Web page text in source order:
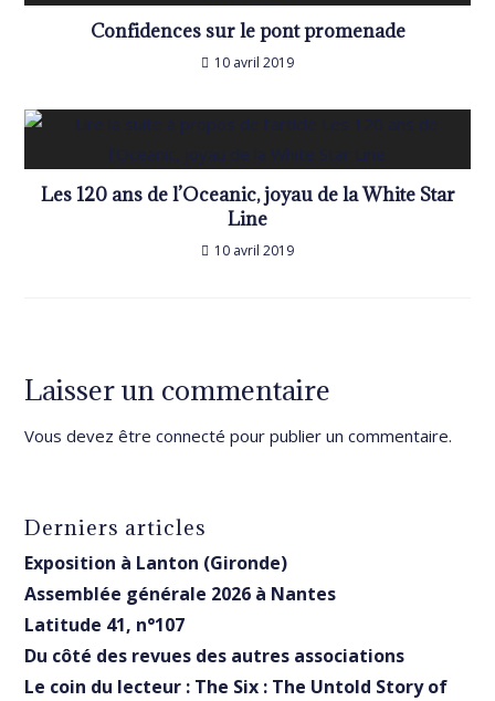
Confidences sur le pont promenade
10 avril 2019
Les 120 ans de l’Oceanic, joyau de la White Star
Line
10 avril 2019
Laisser un commentaire
Vous devez êtreconnecté pour publier un commentaire.
Derniers articles
Exposition à Lanton (Gironde)
Assemblée générale 2026 à Nantes
Latitude 41, n°107
Du côté des revues des autres associations
Le coin du lecteur : The Six : The Untold Story of